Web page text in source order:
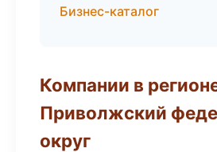
Бизнес-каталог
Компании в
Приволжский
округ